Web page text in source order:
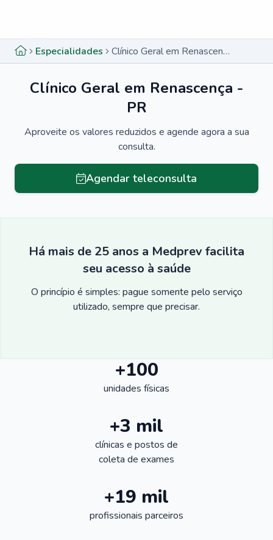
Especialidades Clínico Geral em Renascença - PR
Clínico Geral em Renascença -
PR
Aproveite os valores reduzidos e agende agora a sua
consulta.
Agendar teleconsulta
Há mais de 25 anos a Medprev facilita
seu acesso à saúde
O princípio é simples: pague somente pelo serviço
utilizado, sempre que precisar.
+100
unidades físicas
+3 mil
clínicas e postos de
coleta de exames
+19 mil
profissionais parceiros